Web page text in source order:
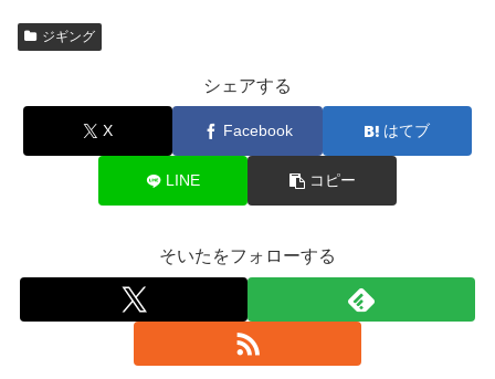
ジギング
シェアする
X Facebook はてブ
LINE コピー
そいたをフォローする